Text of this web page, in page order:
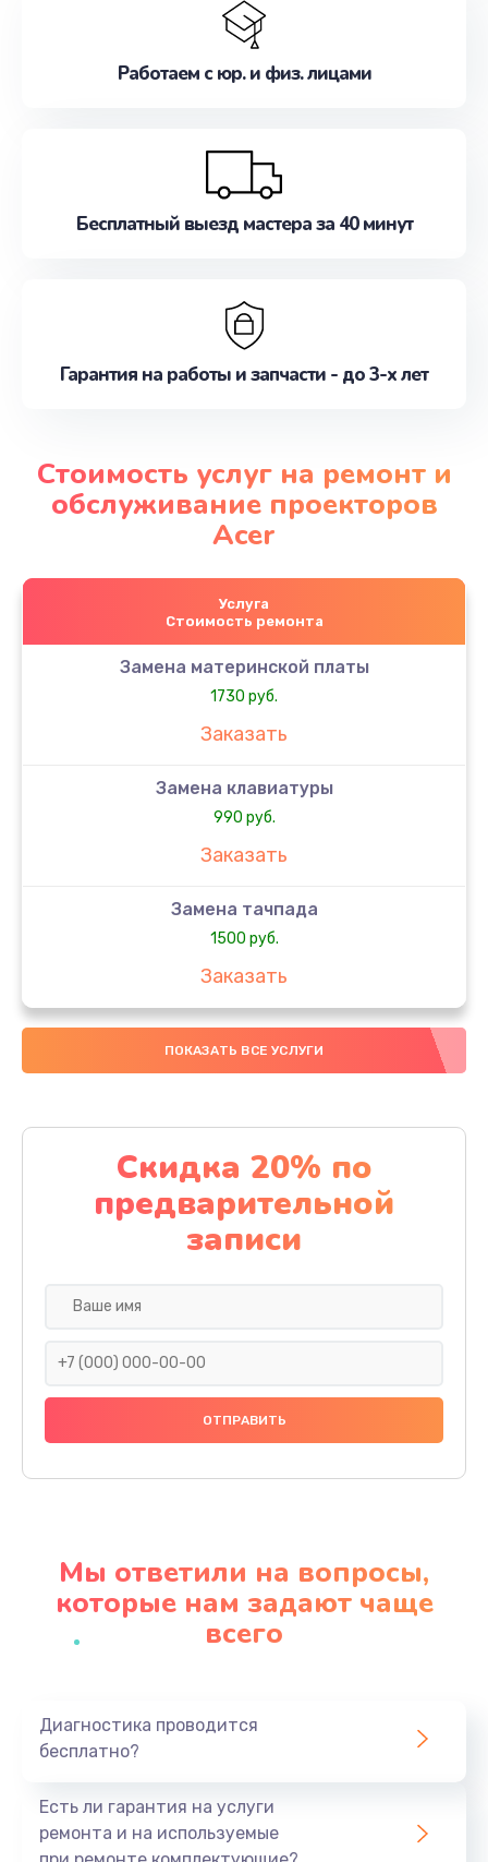
Работаем с юр. и физ. лицами
Бесплатный выезд мастера за 40 минут
Гарантия на работы и запчасти - до 3-х лет
Стоимость услуг на ремонт и
обслуживание проекторов
Acer
Услуга
Стоимость ремонта
Замена материнской платы
1730 руб.
Заказать
Замена клавиатуры
990 руб.
Заказать
Замена тачпада
1500 руб.
Заказать
Замена южного моста
1950 руб.
Чистка от пыли
1060 руб.
Заказать
Ремонт подсветки
1200 руб.
Заказать
Замена видеочипа
Ремонт разъема питания
Заказать
ПОКАЗАТЬ ВСЕ УСЛУГИ
Скидка 20% по
предварительной
записи
Мы ответили на вопросы,
которые нам задают чаще
всего
Диагностика проводится
бесплатно?
Есть ли гарантия на услуги
ремонта и на используемые